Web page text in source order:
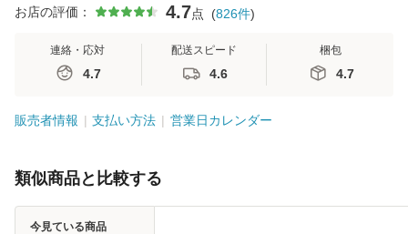
お店の評価： 4.7点 (826件)
連絡・応対
4.7
配送スピード
4.6
梱包
4.7
販売者情報 支払い方法 営業日カレンダー
類似商品と比較する
今見ている商品